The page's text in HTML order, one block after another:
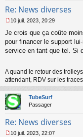
Re: News diverses
e
s
s
e
n
o
n
l
u
10 juil. 2023, 20:29
Je crois que ça coûte
pour financer le support
service en tant que tel. Si
A quand le retour des
attendant, RDV sur les
TubeSurf
Passager
Re: News diverses
10 juil. 2023, 22:07